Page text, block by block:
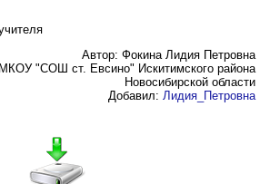
Автор: Фокина Лидия Петровна
"СОШ ст. Евсино" Искитимского района
Новосибирской области
Добавил: Лидия_Петровна